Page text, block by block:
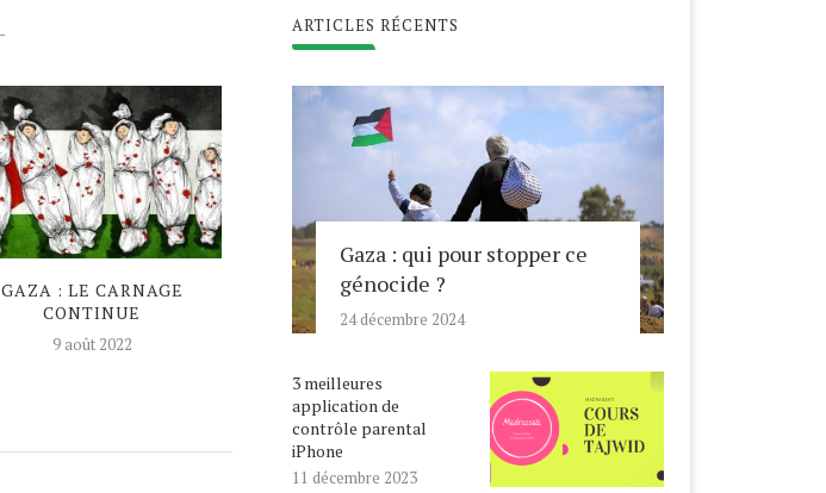
GAZA : LE CARNAGE
CONTINUE
9 août 2022
EN PALESTINE, LE COVID-19
AGGRAVE LA PRÉCARITÉ
NOUVEL AN HÉGIRIEN,
BIENVENUE EN 1442 !
ARTICLES RÉCENTS
Gaza : qui pour stopper ce
génocide ?
24 décembre 2024
3 meilleures
application de
contrôle parental
iPhone
11 décembre 2023